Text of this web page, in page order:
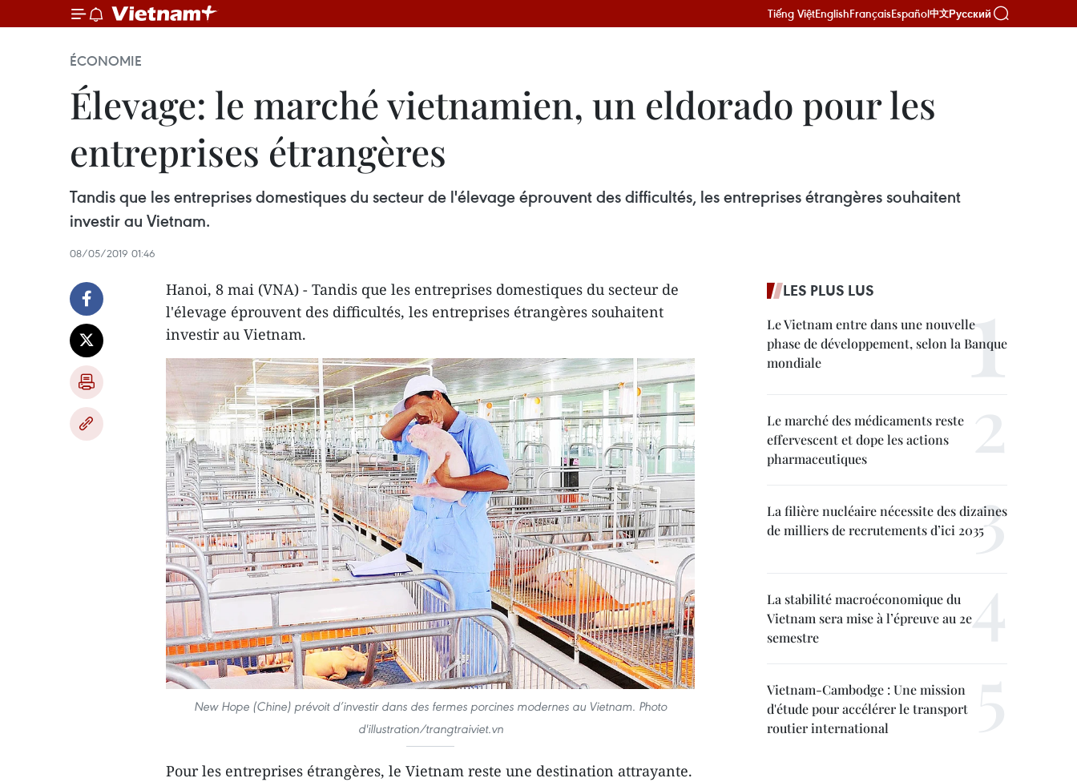
Tiếng ViệtEnglishFrançaisEspañol中文Русский
ÉCONOMIE
Élevage: le marché vietnamien, un eldorado pour les
entreprises étrangères
Tandis que les entreprises domestiques du secteur de l'élevage éprouvent des difficultés, les entreprises étrangères souhaitent
investir au Vietnam.
08/05/2019 01:46
Hanoi, 8 mai (VNA) - Tandis que les entreprises domestiques du secteur de
l'élevage éprouvent des difficultés, les entreprises étrangères souhaitent
investir au Vietnam.
New Hope (Chine) prévoit d’investir dans des fermes porcines modernes au Vietnam. Photo
d'illustration/trangtraiviet.vn
Pour les entreprises étrangères, le Vietnam reste une destination attrayante.
LES PLUS LUS
Le Vietnam entre dans une nouvelle
phase de développement, selon la Banque
mondiale
Le marché des médicaments reste
effervescent et dope les actions
pharmaceutiques
La filière nucléaire nécessite des dizaines
de milliers de recrutements d’ici 2035
La stabilité macroéconomique du
Vietnam sera mise à l’épreuve au 2e
semestre
Vietnam-Cambodge : Une mission
d'étude pour accélérer le transport
routier international